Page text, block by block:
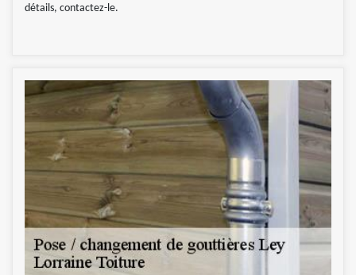
détails, contactez-le.